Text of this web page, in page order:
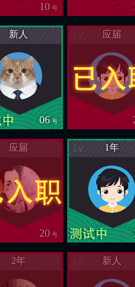
10 号
新人
06 号
应届
应届
20 号
1年
2年 新人